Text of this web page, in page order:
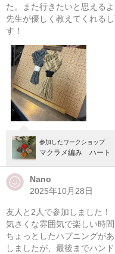
マクラメ編みハンギング
08/11(火・祝) 10:00-13:00
東京 （東横線）学芸大学駅か
た。また行きたいと思える
先生が優しく教えてくれる
す！
参加したワークショップ
マクラメ編み ハート
Nano
2025年10月28日
友人と2人で参加しました！
気さくな雰囲気で楽しい時
ちょっとしたハプニングが
しましたが、最後までハン